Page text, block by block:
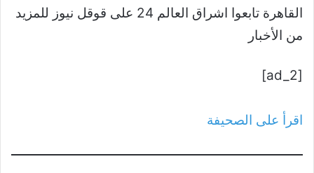
القاهرة تابعوا اشراق العالم 24 على قوقل نيوز للمزيد
من الأخبار
[ad_2]
اقرأ على الصحيفة